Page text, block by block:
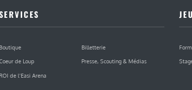
Boutique
Billetterie
de Loup
Presse, Scouting & Médias
de l’Easi Arena